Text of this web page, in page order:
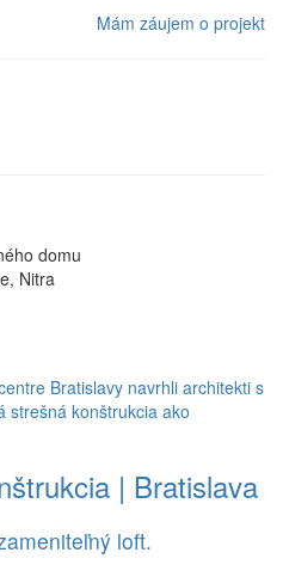
Mám záujem o projekt
domu
Nitra
| Bratislava
loft.